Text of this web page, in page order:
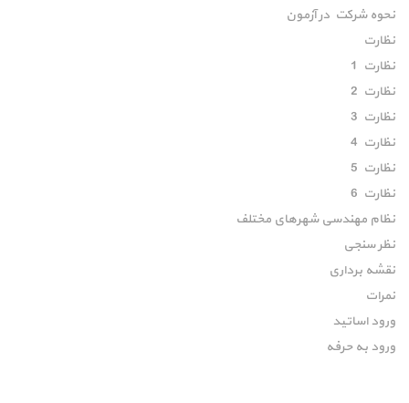
نحوه شرکت در آزمون
نظارت
نظارت 1
نظارت 2
نظارت 3
نظارت 4
نظارت 5
نظارت 6
نظام مهندسی شهرهای مختلف
نظر سنجی
نقشه برداری
نمرات
ورود اساتید
ورود به حرفه